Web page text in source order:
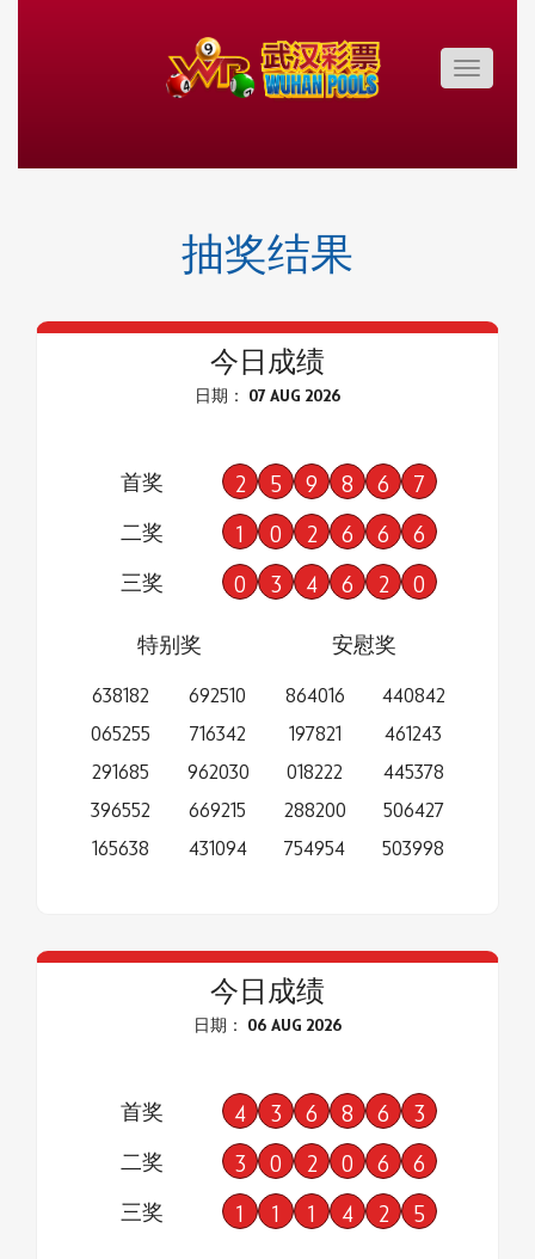
Toggle
抽奖结果
今日成绩
日期： 07 AUG 2026
首奖 2 5 9 8 6 7
二奖 1 0 2 6 6 6
三奖 0 3 4 6 2 0
特别奖
638182
065255
291685
396552
165638
692510
716342
962030
669215
431094
安慰奖
864016
197821
018222
288200
754954
440842
461243
445378
506427
503998
今日成绩
日期： 06 AUG 2026
首奖 4 3 6 8 6 3
二奖 3 0 2 0 6 6
三奖 1 1 1 4 2 5